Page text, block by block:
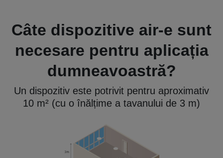
Câte dispozitive air-e sunt
necesare pentru aplicația
dumneavoastră?
Un dispozitiv este potrivit pentru aproximativ
10 m² (cu o înălțime a tavanului de 3 m)